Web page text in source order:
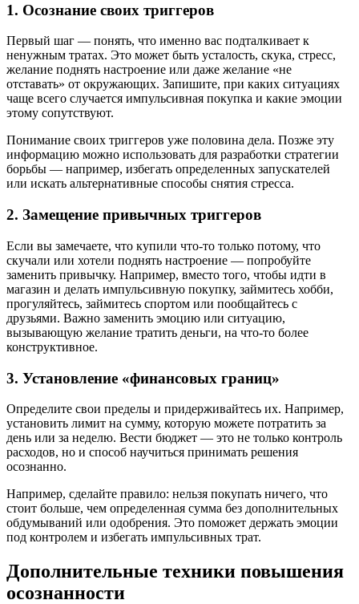
1. Осознание своих триггеров
Первый шаг — понять, что именно вас подталкивает к
ненужным тратах. Это может быть усталость, скука, стресс,
желание поднять настроение или даже желание «не
отставать» от окружающих. Запишите, при каких ситуациях
чаще всего случается импульсивная покупка и какие эмоции
этому сопутствуют.
Понимание своих триггеров уже половина дела. Позже эту
информацию можно использовать для разработки стратегии
борьбы — например, избегать определенных запускателей
или искать альтернативные способы снятия стресса.
2. Замещение привычных триггеров
Если вы замечаете, что купили что-то только потому, что
скучали или хотели поднять настроение — попробуйте
заменить привычку. Например, вместо того, чтобы идти в
магазин и делать импульсивную покупку, займитесь хобби,
прогуляйтесь, займитесь спортом или пообщайтесь с
друзьями. Важно заменить эмоцию или ситуацию,
вызывающую желание тратить деньги, на что-то более
конструктивное.
3. Установление «финансовых границ»
Определите свои пределы и придерживайтесь их. Например,
установить лимит на сумму, которую можете потратить за
день или за неделю. Вести бюджет — это не только контроль
расходов, но и способ научиться принимать решения
осознанно.
Например, сделайте правило: нельзя покупать ничего, что
стоит больше, чем определенная сумма без дополнительных
обдумываний или одобрения. Это поможет держать эмоции
под контролем и избегать импульсивных трат.
Дополнительные техники повышения
осознанности